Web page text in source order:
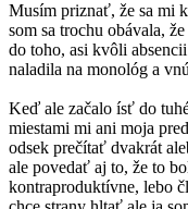
Musím priznať, že sa mi
som sa trochu obávala,
do toho, asi kvôli
naladila na monológ a
Keď ale začalo ísť do
miestami mi ani moja
odsek prečítať dvakrát
ale povedať aj to, že to
kontraproduktívne, lebo